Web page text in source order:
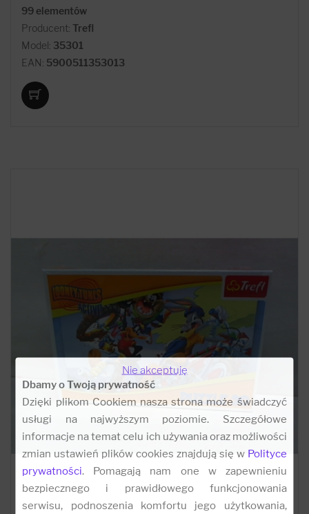
99 elementów
Producent: Trefl
Model: 35301
EAN: 5900511353013
Nie akceptuję
Dbamy o Twoją prywatność
Dzięki plikom Cookiem nasza strona może świadczyć
usługi na najwyższym poziomie. Szczegółowe
informacje na temat celu ich używania oraz możliwości
zmian ustawień plików cookies znajdują się w Polityce
prywatności. Pomagają nam one w zapewnieniu
bezpiecznego i prawidłowego funkcjonowania
serwisu, podnoszenia komfortu jego użytkowania,